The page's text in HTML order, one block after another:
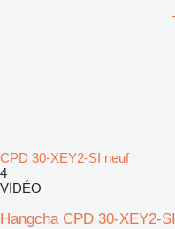
CPD 30-XEY2-SI neuf
4
VIDÉO
Hangcha CPD 30-XEY2-SI